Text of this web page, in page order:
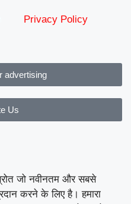
Privacy Policy
advertising
Us
जो नवीनतम और सबसे
करने के लिए है। हमारा